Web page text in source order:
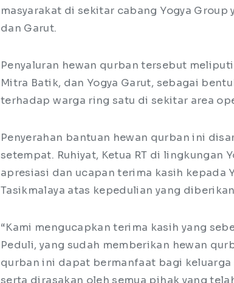
masyarakat di sekitar cabang Yogya Group
dan Garut.
Penyaluran hewan qurban tersebut
Mitra Batik, dan Yogya Garut, sebagai
terhadap warga ring satu di sekitar area
Penyerahan bantuan hewan qurban ini
setempat. Ruhiyat, Ketua RT di lingkungan
apresiasi dan ucapan terima kasih kepada
Tasikmalaya atas kepedulian yang
“Kami mengucapkan terima kasih yang
Peduli, yang sudah memberikan hewan
qurban ini dapat bermanfaat bagi
serta dirasakan oleh semua pihak yang